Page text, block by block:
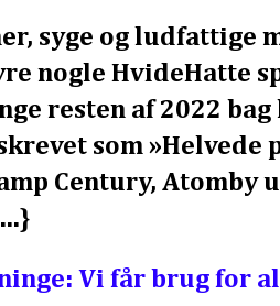
syge og ludfattige
nogle HvideHatte
resten af 2022
som
Century, Atomby
: Vi får brug for